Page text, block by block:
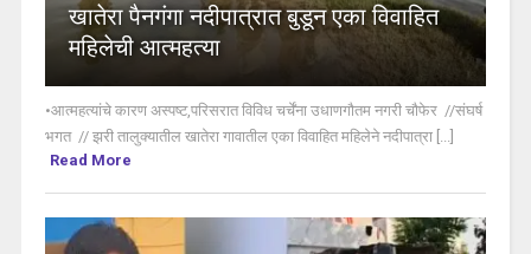
खातेरा पैनगंगा नदीपात्रात बुडून एका विवाहित
महिलेची आत्महत्या
•आत्महत्यांचे कारण अस्पष्ट,परिसरात विविध चर्चेंना उधाणगौतम नगरी चौफेर //संघर्ष
भगत // झरी तालुक्यातील खातेरा गावातील एका विवाहित महिलेने नदीपात्रा [...]
Read More